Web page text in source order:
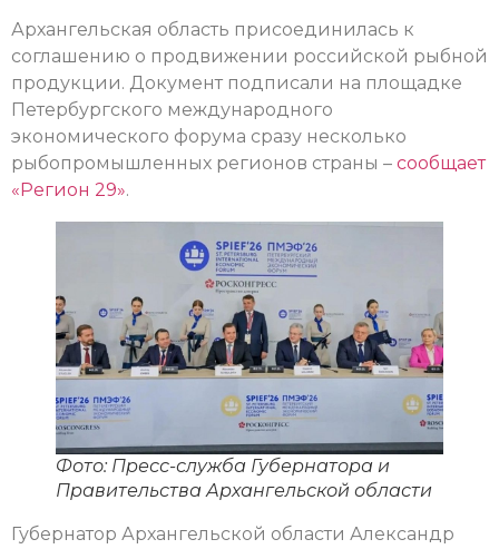
Архангельская область присоединилась к
соглашению о продвижении российской рыбной
продукции. Документ подписали на площадке
Петербургского международного
экономического форума сразу несколько
рыбопромышленных регионов страны – сообщает
«Регион 29».
Фото: Пресс-служба Губернатора и
Правительства Архангельской области
Губернатор Архангельской области Александр